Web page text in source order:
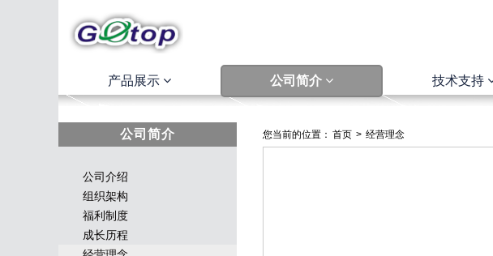
产品展示 公司简介 技术支持
公司简介
公司介绍
组织架构
福利制度
成长历程
首页 > 经营理念
您当前的位置：